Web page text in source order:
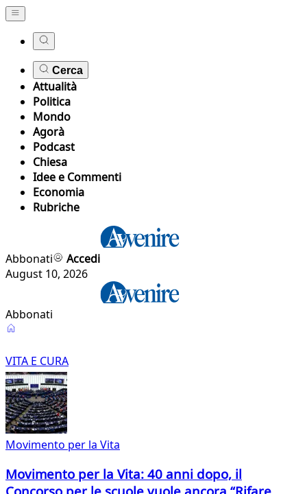
Cerca
Attualità
Politica
Mondo
Agorà
Podcast
Chiesa
Idee e Commenti
Economia
Rubriche
Abbonati
Accedi
August 10, 2026
Abbonati
Vita
e
Cura
VITA E CURA
Movimento per la Vita
Movimento per la Vita: 40 anni dopo, il